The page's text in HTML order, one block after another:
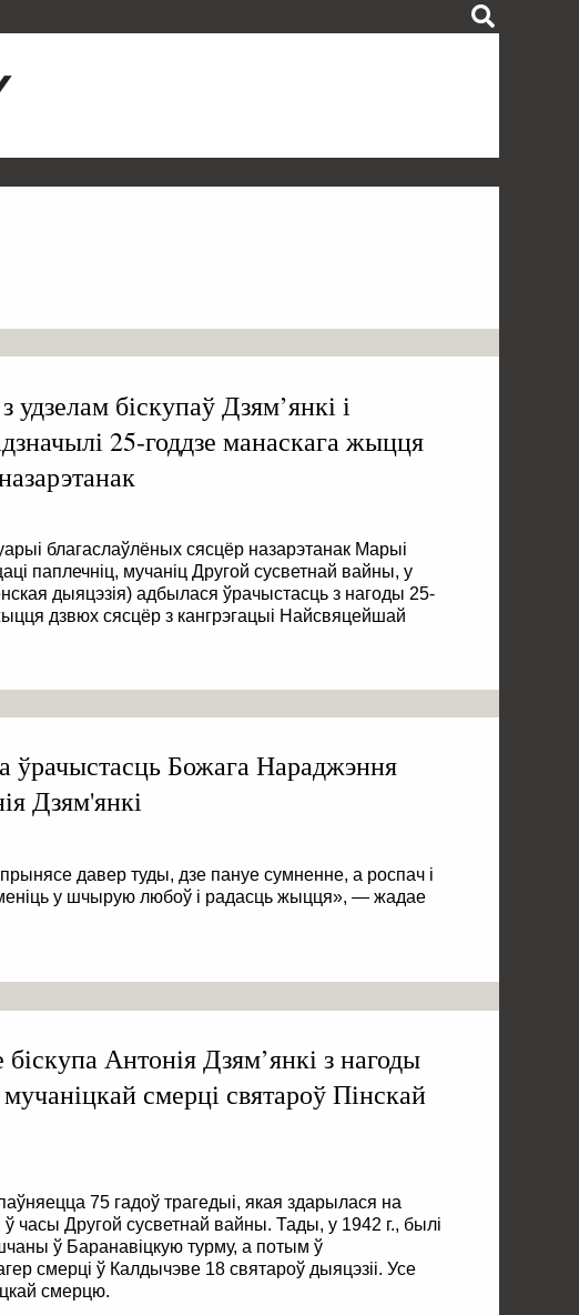
удзелам біскупаў Дзям’янкі і
25-годдзе манаскага жыцця
благаслаўлёных сясцёр назарэтанак Марыі
паплечніц, мучаніц Другой сусветнай вайны, у
дыяцэзія) адбылася ўрачыстасць з нагоды 25-
дзвюх сясцёр з кангрэгацыі Найсвяцейшай
ўрачыстасць Божага Нараджэння
Дзям'янкі
давер туды, дзе пануе сумненне, а роспач і
у шчырую любоў і радасць жыцця», — жадае
Антонія Дзям’янкі з нагоды
смерці святароў Пінскай
75 гадоў трагедыі, якая здарылася на
ў часы Другой сусветнай вайны. Тады, у 1942 г., былі
ў Баранавіцкую турму, а потым ў
смерці ў Калдычэве 18 святароў дыяцэзіі. Усе
смерцю.